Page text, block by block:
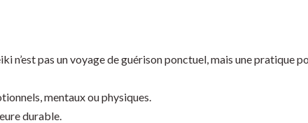
n’est pas un voyage de guérison ponctuel, mais une pratique
mentaux ou physiques.
durable.